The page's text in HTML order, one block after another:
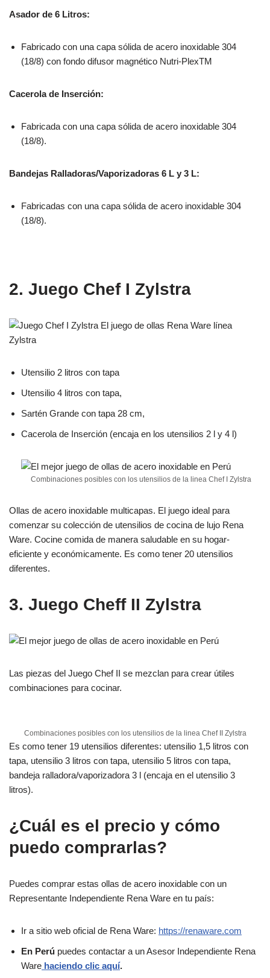
Asador de 6 Litros:
Fabricado con una capa sólida de acero inoxidable 304
(18/8) con fondo difusor magnético Nutri-PlexTM
Cacerola de Inserción:
Fabricada con una capa sólida de acero inoxidable 304
(18/8).
Bandejas Ralladoras/Vaporizadoras 6 L y 3 L:
Fabricadas con una capa sólida de acero inoxidable 304
(18/8).
2. Juego Chef I Zylstra
Utensilio 2 litros con tapa
Utensilio 4 litros con tapa,
Sartén Grande con tapa 28 cm,
Cacerola de Inserción (encaja en los utensilios 2 l y 4 l)
Combinaciones posibles con los utensilios de la linea Chef I Zylstra
Ollas de acero inoxidable multicapas. El juego ideal para
comenzar su colección de utensilios de cocina de lujo Rena
Ware. Cocine comida de manera saludable en su hogar-
eficiente y económicamente. Es como tener 20 utensilios
diferentes.
3. Juego Cheff II Zylstra
Las piezas del Juego Chef II se mezclan para crear útiles
combinaciones para cocinar.
Combinaciones posibles con los utensilios de la linea Chef II Zylstra
Es como tener 19 utensilios diferentes: utensilio 1,5 litros con
tapa, utensilio 3 litros con tapa, utensilio 5 litros con tapa,
bandeja ralladora/vaporizadora 3 l (encaja en el utensilio 3
litros).
¿Cuál es el precio y cómo
puedo comprarlas?
Puedes comprar estas ollas de acero inoxidable con un
Representante Independiente Rena Ware en tu país:
Ir a sitio web oficial de Rena Ware: https://renaware.com
En Perú puedes contactar a un Asesor Independiente Rena
Ware haciendo clic aquí.